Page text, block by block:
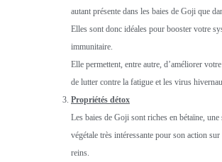
autant présente dans les baies de Goji que
Elles sont donc idéales pour booster votre
immunitaire.
Elle permettent, entre autre, d’améliorer votre
de lutter contre la fatigue et les virus
Propriétés détox
Les baies de Goji sont riches en bétaïne, une
végétale très intéressante pour son action
reins.